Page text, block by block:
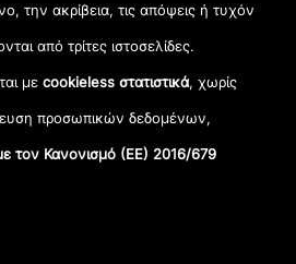
την ακρίβεια, τις απόψεις ή τυχόν
από τρίτες ιστοσελίδες.
μεcookieless στατιστικά, χωρίς
προσωπικών δεδομένων,
τον Κανονισμό (ΕΕ) 2016/679